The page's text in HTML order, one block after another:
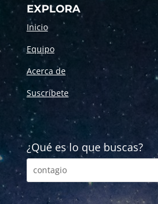
EXPLORA
Inicio
Equipo
Acerca de
Suscríbete
¿Qué es lo que buscas?